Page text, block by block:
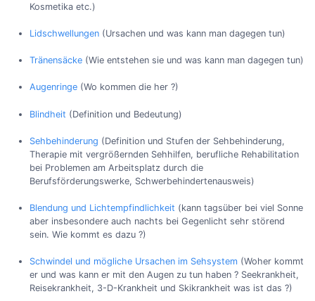
Kosmetika etc.)
Lidschwellungen(Ursachen und was kann man dagegen tun)
Tränensäcke(Wie entstehen sie und was kann man dagegen tun)
Augenringe(Wo kommen die her ?)
Blindheit (Definition und Bedeutung)
Sehbehinderung (Definition und Stufen der Sehbehinderung,
Therapie mit vergrößernden Sehhilfen, berufliche Rehabilitation
bei Problemen am Arbeitsplatz durch die
Berufsförderungswerke, Schwerbehindertenausweis)
Blendung und Lichtempfindlichkeit (kann tagsüber bei viel Sonne
aber insbesondere auch nachts bei Gegenlicht sehr störend
sein. Wie kommt es dazu ?)
Schwindel und mögliche Ursachen im Sehsystem(Woher kommt
er und was kann er mit den Augen zu tun haben ? Seekrankheit,
Reisekrankheit, 3-D-Krankheit und Skikrankheit was ist das ?)